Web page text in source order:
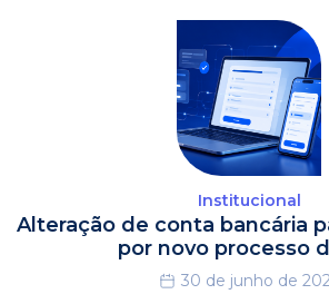
Institucional
Alteração de conta bancária
por novo processo
30 de junho de